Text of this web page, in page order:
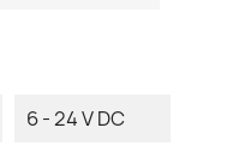
6 - 24 V DC